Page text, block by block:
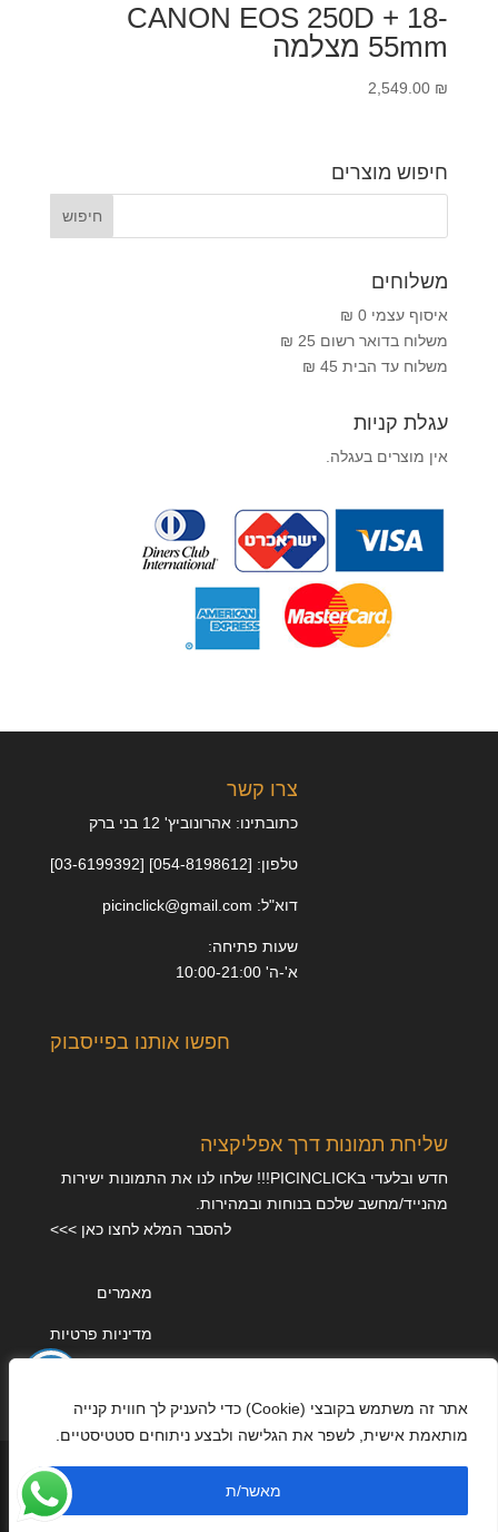
אתר זה משתמש בקובצי (Cookie) כדי להעניק לך חווית קנייה
מותאמת אישית, לשפר את הגלישה ולבצע ניתוחים סטטיסטיים.
מאשר/ת
CANON EOS 250D + 18-
55mm מצלמה
2,549.00 ₪
חיפוש מוצרים
משלוחים
איסוף עצמי 0 ₪
משלוח בדואר רשום 25 ₪
משלוח עד הבית 45 ₪
עגלת קניות
אין מוצרים בעגלה.
צרו קשר
כתובתינו: אהרונוביץ' 12 בני ברק
טלפון: [054-8198612] [03-6199392]
דוא"ל: picinclick@gmail.com
שעות פתיחה:
א'-ה' 10:00-21:00
חפשו אותנו בפייסבוק
שליחת תמונות דרך אפליקציה
חדש ובלעדי בPICINCLICK!!! שלחו לנו את התמונות ישירות
מהנייד/מחשב שלכם בנוחות ובמהירות.
להסבר המלא לחצו כאן >>>
מאמרים
מדיניות פרטיות